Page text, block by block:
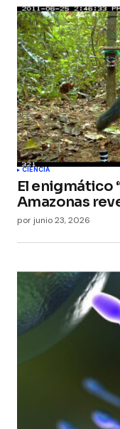
Your Name*
Your E-mail*
Guarda mi
este
comente.
Submit
CIENCIA
El enigmático
Amazonas
por junio 23, 2026